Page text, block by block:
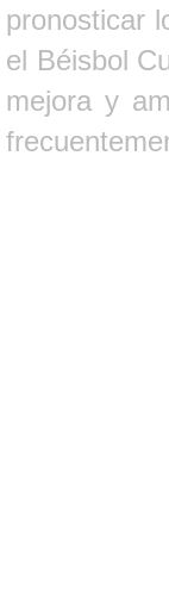
pronosticar
el Béisbol
mejora y